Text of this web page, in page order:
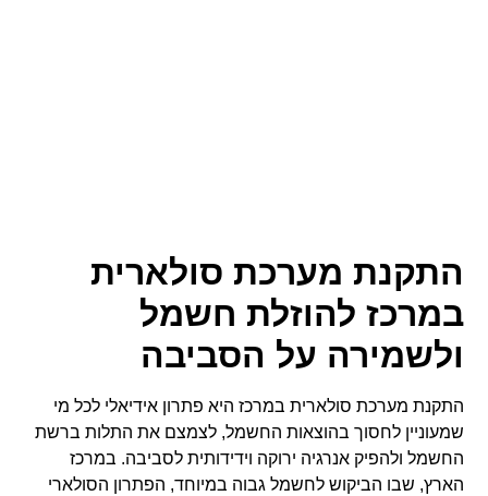
התקנת מערכת סולארית
במרכז להוזלת חשמל
ולשמירה על הסביבה
התקנת מערכת סולארית במרכז היא פתרון אידיאלי לכל מי
שמעוניין לחסוך בהוצאות החשמל, לצמצם את התלות ברשת
החשמל ולהפיק אנרגיה ירוקה וידידותית לסביבה. במרכז
הארץ, שבו הביקוש לחשמל גבוה במיוחד, הפתרון הסולארי